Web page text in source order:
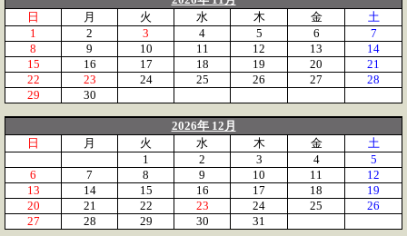
日
月 火 水 木 金
土
1
2 3 4 5 6
7
8
9 10 11 12 13
14
15
16 17 18 19 20
21
22
23 24 25 26 27
28
29
30
2026年 12月
日
月 火 水 木 金
土
1
2 3 4
5
6
7 8 9 10 11
12
13
14 15 16 17 18
19
20
21 22 23 24 25
26
27
28 29 30 31